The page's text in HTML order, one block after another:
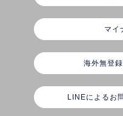
マイ
海外無登
LINEによるお